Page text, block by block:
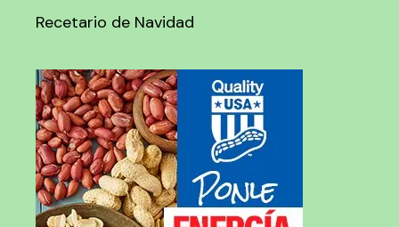
Recetario de Navidad